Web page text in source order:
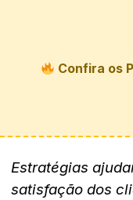
Confira os
Estratégias
satisfação dos